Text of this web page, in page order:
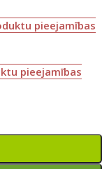
pieejamības
pieejamības